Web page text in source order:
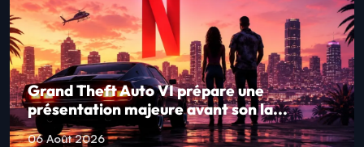
Grand Theft Auto VI prépare une
présentation majeure avant son la...
06 Août 2026